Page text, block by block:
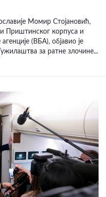
Момир Стојановић,
Приштинског корпуса и
(ВБА), објавио је
за ратне злочине...